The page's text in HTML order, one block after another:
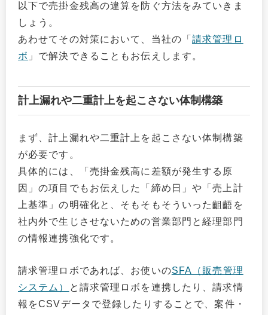
以下で売掛金残高の違算を防ぐ方法をみていきま
しょう。
あわせてその対策において、当社の「請求管理ロ
ボ 」で解決できることもお伝えします。
計上漏れや二重計上を起こさない体制構築
まず、計上漏れや二重計上を起こさない体制構築
が必要です。
具体的には、「売掛金残高に差額が発生する原
因」の項目でもお伝えした「締め日」や「売上計
上基準」の明確化と、そもそもそういった齟齬を
社内外で生じさせないための営業部門と経理部門
の情報連携強化です。
請求管理ロボであれば、お使いのSFA（販売管理
システム）
と請求管理ロボを連携したり、請求情
報をCSVデータで登録したりすることで、案件・